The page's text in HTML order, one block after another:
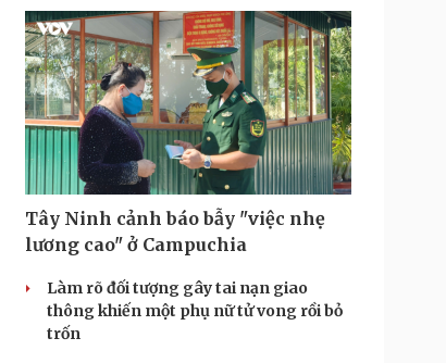
Tây Ninh cảnh báo bẫy "việc nhẹ
lương cao" ở Campuchia
Làm rõ đối tượng gây tai nạn giao
thông khiến một phụ nữ tử vong rồi bỏ
trốn